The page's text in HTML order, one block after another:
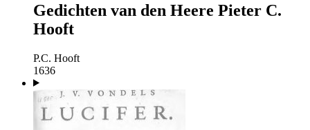
Gedichten van den Heere Pieter C.
Hooft
P.C. Hooft
1636